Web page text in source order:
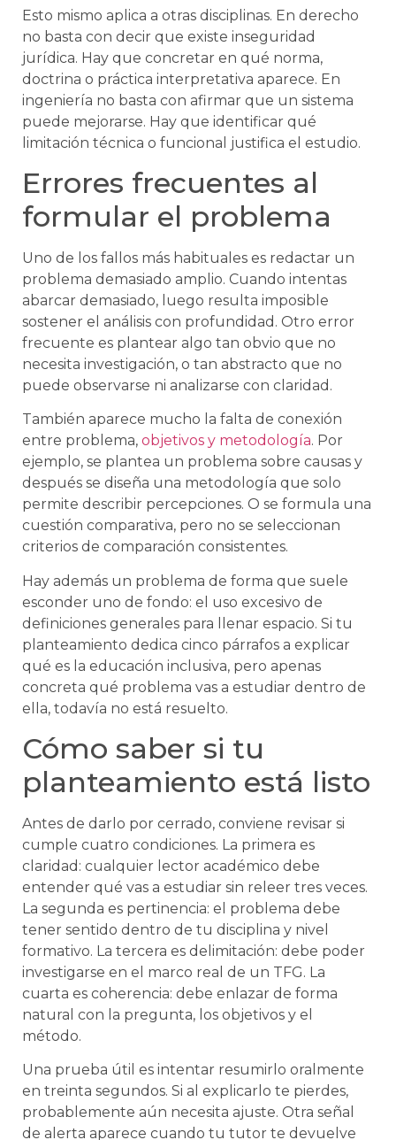
Esto mismo aplica a otras disciplinas. En derecho
no basta con decir que existe inseguridad
jurídica. Hay que concretar en qué norma,
doctrina o práctica interpretativa aparece. En
ingeniería no basta con afirmar que un sistema
puede mejorarse. Hay que identificar qué
limitación técnica o funcional justifica el estudio.
Errores frecuentes al
formular el problema
Uno de los fallos más habituales es redactar un
problema demasiado amplio. Cuando intentas
abarcar demasiado, luego resulta imposible
sostener el análisis con profundidad. Otro error
frecuente es plantear algo tan obvio que no
necesita investigación, o tan abstracto que no
puede observarse ni analizarse con claridad.
También aparece mucho la falta de conexión
entre problema, objetivos y metodología. Por
ejemplo, se plantea un problema sobre causas y
después se diseña una metodología que solo
permite describir percepciones. O se formula una
cuestión comparativa, pero no se seleccionan
criterios de comparación consistentes.
Hay además un problema de forma que suele
esconder uno de fondo: el uso excesivo de
definiciones generales para llenar espacio. Si tu
planteamiento dedica cinco párrafos a explicar
qué es la educación inclusiva, pero apenas
concreta qué problema vas a estudiar dentro de
ella, todavía no está resuelto.
Cómo saber si tu
planteamiento está listo
Antes de darlo por cerrado, conviene revisar si
cumple cuatro condiciones. La primera es
claridad: cualquier lector académico debe
entender qué vas a estudiar sin releer tres veces.
La segunda es pertinencia: el problema debe
tener sentido dentro de tu disciplina y nivel
formativo. La tercera es delimitación: debe poder
investigarse en el marco real de un TFG. La
cuarta es coherencia: debe enlazar de forma
natural con la pregunta, los objetivos y el
método.
Una prueba útil es intentar resumirlo oralmente
en treinta segundos. Si al explicarlo te pierdes,
probablemente aún necesita ajuste. Otra señal
de alerta aparece cuando tu tutor te devuelve